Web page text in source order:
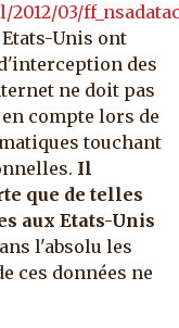
03/
Unis ont
des
ne doit pas
compte lors de
touchant
Il
que de telles
aux Etats-Unis
l'absolu les
ces données ne